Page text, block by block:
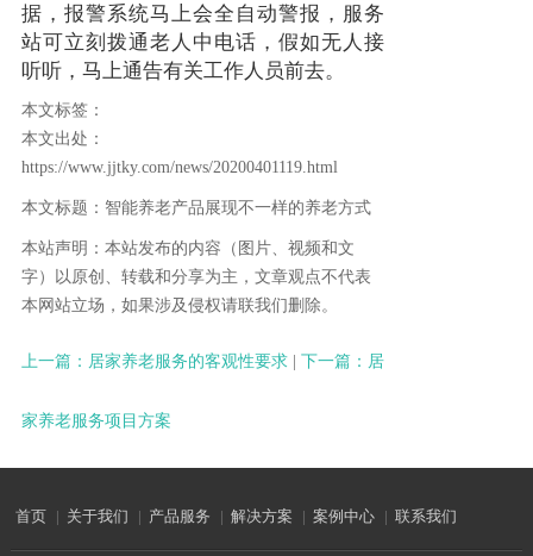
据，报警系统马上会全自动警报，服务
站可立刻拨通老人中电话，假如无人接
听听，马上通告有关工作人员前去。
本文标签：
本文出处：
https://www.jjtky.com/news/20200401119.html
本文标题：智能养老产品展现不一样的养老方式
本站声明：本站发布的内容（图片、视频和文
字）以原创、转载和分享为主，文章观点不代表
本网站立场，如果涉及侵权请联我们删除。
上一篇：居家养老服务的客观性要求 下一篇：居
家养老服务项目方案
首页 | 关于我们 | 产品服务 | 解决方案 | 案例中心 | 联系我们